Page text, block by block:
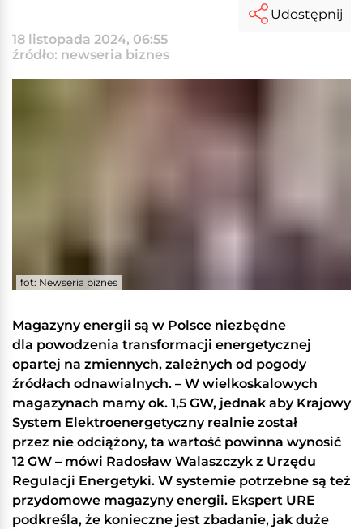
18 listopada 2024, 06:55
źródło: newseria biznes
Udostępnij
fot: Newseria biznes
Magazyny energii są w Polsce niezbędne
dla powodzenia transformacji energetycznej
opartej na zmiennych, zależnych od pogody
źródłach odnawialnych. – W wielkoskalowych
magazynach mamy ok. 1,5 GW, jednak aby Krajowy
System Elektroenergetyczny realnie został
przez nie odciążony, ta wartość powinna wynosić
12 GW – mówi Radosław Walaszczyk z Urzędu
Regulacji Energetyki. W systemie potrzebne są też
przydomowe magazyny energii. Ekspert URE
podkreśla, że konieczne jest zbadanie, jak duże